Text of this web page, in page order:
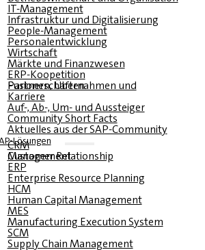
IT-Management
Infrastruktur und Digitalisierung
People-Management
Personalentwicklung
Wirtschaft
Märkte und Finanzwesen
ERP-Koopetition
Fusionen, Übernahmen und Partnerschaften
Karriere
Auf-, Ab-, Um- und Aussteiger
Community Short Facts
Aktuelles aus der SAP-Community
Lösungen
CRM
Customer Relationship Management
ERP
Enterprise Resource Planning
HCM
Human Capital Management
MES
Manufacturing Execution System
SCM
Supply Chain Management